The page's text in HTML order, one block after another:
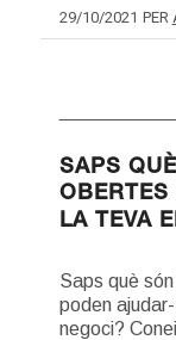
29/10/2021 PER
SAPS
LA TEVA
Saps què
poden
negoci?